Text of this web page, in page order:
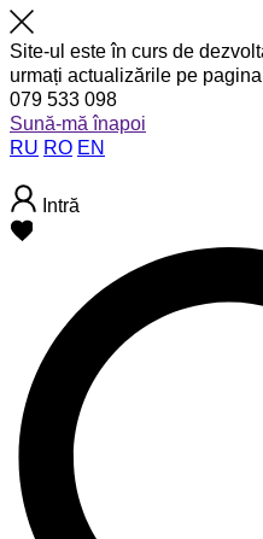
Site-ul este în curs de
urmați actualizările pe
079 533 098
Sună-mă înapoi
RU RO EN
Intră